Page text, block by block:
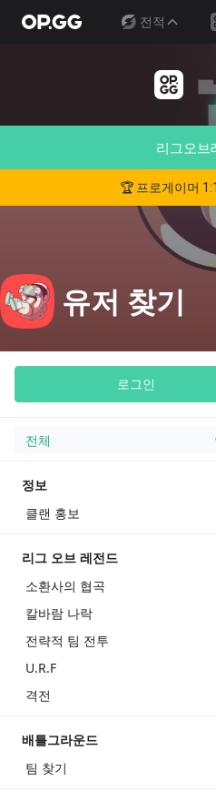
전적
리그오브
🏆 프로게이머
유저 찾기
로그인
전체
정보
클랜 홍보
리그 오브 레전드
소환사의 협곡
칼바람 나락
전략적 팀 전투
U.R.F
격전
배틀그라운드
팀 찾기